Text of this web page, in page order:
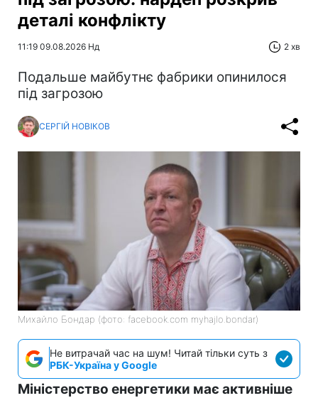
деталі конфлікту
11:19 09.08.2026 Нд 2 хв
Подальше майбутнє фабрики опинилося
під загрозою
СЕРГІЙ НОВІКОВ
Михайло Бондар (фото: facebook.com myhajlo.bondar)
Не витрачай час на шум! Читай тільки суть з
РБК-Україна у Google
Міністерство енергетики має активніше